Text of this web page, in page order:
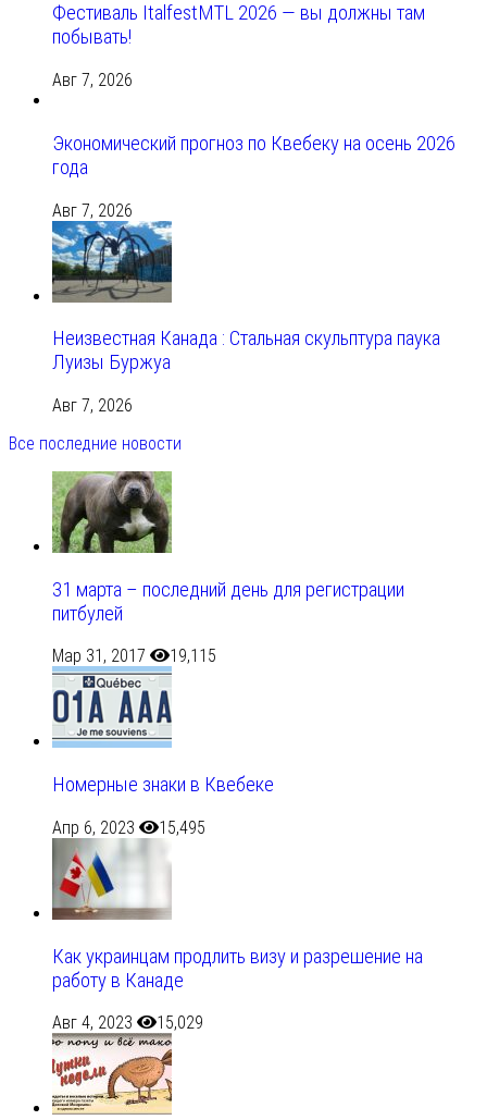
Фестиваль ItalfestMTL 2026 — вы должны там
побывать!
Авг 7, 2026
Экономический прогноз по Квебеку на осень 2026
года
Авг 7, 2026
Неизвестная Канада : Стальная скульптура паука
Луизы Буржуа
Авг 7, 2026
Все последние новости
31 марта – последний день для регистрации
питбулей
Мар 31, 2017 19,115
Номерные знаки в Квебеке
Апр 6, 2023 15,495
Как украинцам продлить визу и разрешение на
работу в Канаде
Авг 4, 2023 15,029